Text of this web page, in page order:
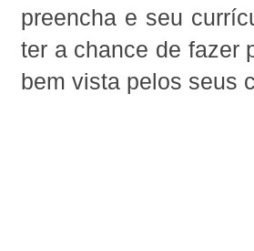
preencha e seu
ter a chance de fazer
bem vista pelos seus